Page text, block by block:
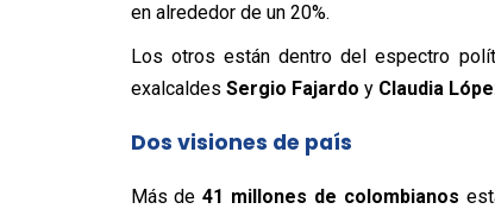
en alrededor de un 20%.
Los otros están dentro del espectro
exalcaldes Sergio Fajardo y Claudia
Dos visiones de país
Más de41 millones de colombianos